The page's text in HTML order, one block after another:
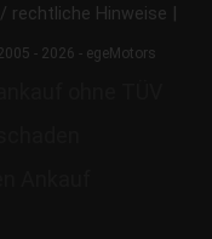
rechtliche Hinweise |
- 2026 - egeMotors